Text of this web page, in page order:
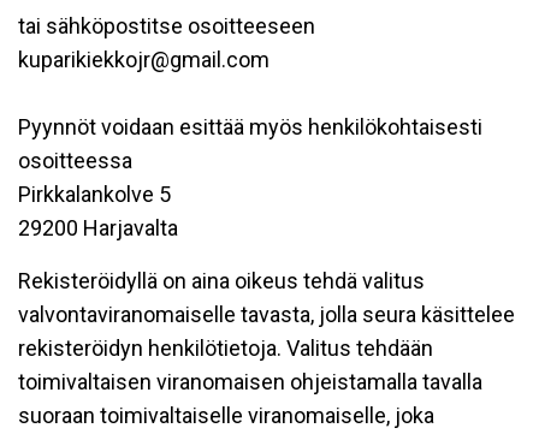
tai sähköpostitse osoitteeseen
kuparikiekkojr@gmail.com
Pyynnöt voidaan esittää myös henkilökohtaisesti
osoitteessa
Pirkkalankolve 5
29200 Harjavalta
Rekisteröidyllä on aina oikeus tehdä valitus
valvontaviranomaiselle tavasta, jolla seura käsittelee
rekisteröidyn henkilötietoja. Valitus tehdään
toimivaltaisen viranomaisen ohjeistamalla tavalla
suoraan toimivaltaiselle viranomaiselle, joka